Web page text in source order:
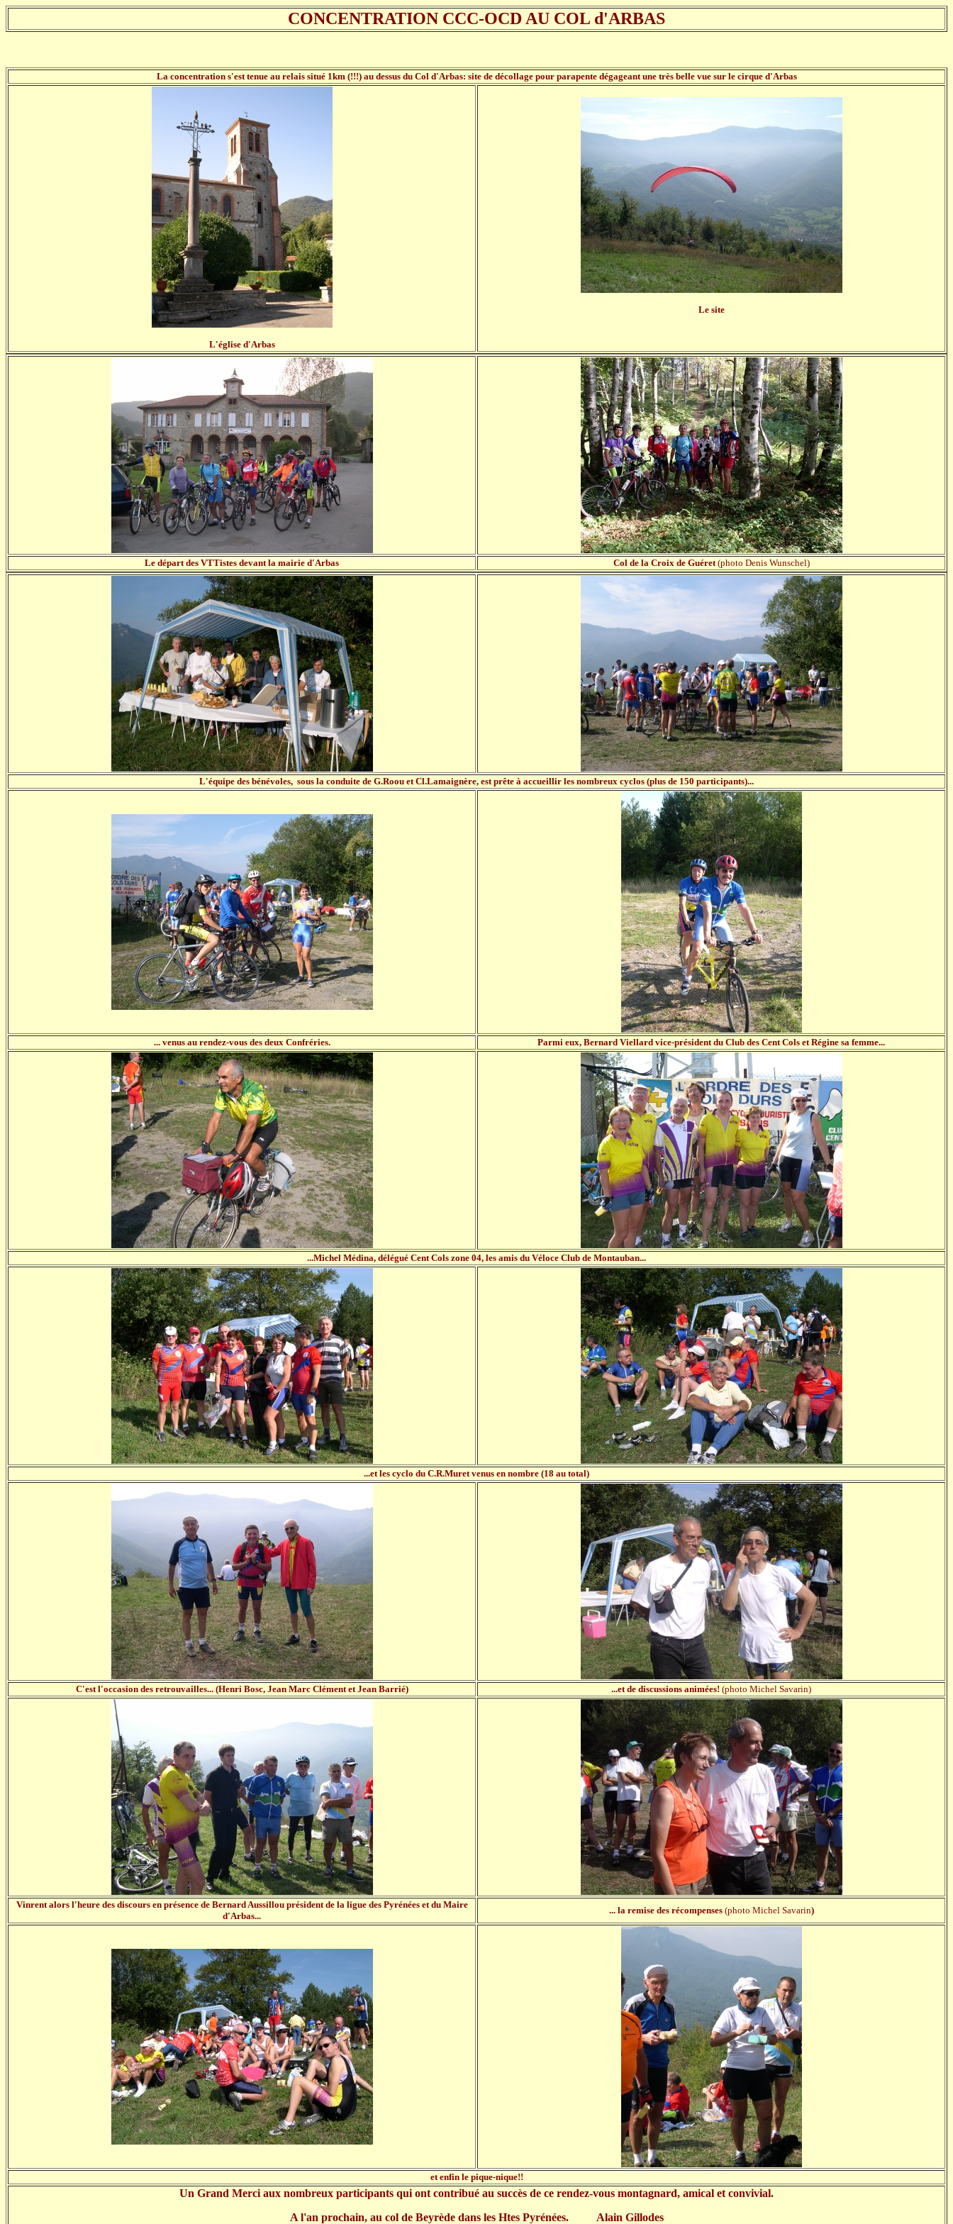
CONCENTRATION CCC-OCD AU COL d'ARBAS
La concentration s'est tenue au relais situé 1km (!!!) au dessus du Col d'Arbas: site de décollage pour parapente dégageant une très belle vue sur le cirque d'Arbas
L'église d'Arbas
Le site
Le départ des VTTistes devant la mairie d'Arbas Col de la Croix de Guéret(photo Denis Wunschel)
L'équipe des bénévoles, sous la conduite de G.Roou et Cl.Lamaignère, est prête à accueillir les nombreux cyclos (plus de 150 participants)...
... venus au rendez-vous des deux Confréries. Parmi eux, Bernard Viellard vice-président du Club des Cent Cols et Régine sa femme...
...Michel Médina, délégué Cent Cols zone 04, les amis du Véloce Club de Montauban...
...et les cyclo du C.R.Muret venus en nombre (18 au total)
C'est l'occasion des retrouvailles... (Henri Bosc, Jean Marc Clément et Jean Barrié) ...et de discussions animées! (photo Michel Savarin)
Vinrent alors l'heure des discours en présence de Bernard Aussillou président de la ligue des Pyrénées et du Maire
d'Arbas...
... la remise des récompenses (photo Michel Savarin)
et enfin le pique-nique!!
Un Grand Merci aux nombreux participants qui ont contribué au succès de ce rendez-vous montagnard, amical et convivial.
A l'an prochain, au col de Beyrède dans les Htes Pyrénées. Alain Gillodes